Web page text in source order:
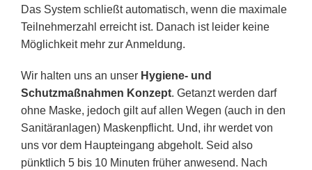
Das System schließt automatisch, wenn die maximale
Teilnehmerzahl erreicht ist. Danach ist leider keine
Möglichkeit mehr zur Anmeldung.
Wir halten uns an unser Hygiene- und
Schutzmaßnahmen Konzept. Getanzt werden darf
ohne Maske, jedoch gilt auf allen Wegen (auch in den
Sanitäranlagen) Maskenpflicht. Und, ihr werdet von
uns vor dem Haupteingang abgeholt. Seid also
pünktlich 5 bis 10 Minuten früher anwesend. Nach